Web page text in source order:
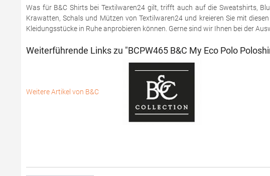
Was für B&C Shirts bei Textilwaren24 gilt, trifft auch auf die Sweatshirts,
Krawatten, Schals und Mützen von Textilwaren24 und kreieren Sie mit
Kleidungsstücke in Ruhe anprobieren können. Gerne sind wir Ihnen bei der
Weiterführende Links zu "BCPW465 B&C My Eco Polo
Weitere Artikel von B&C